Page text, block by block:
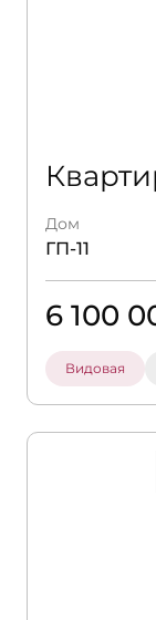
Дом
ГП-11
6 100
Видовая